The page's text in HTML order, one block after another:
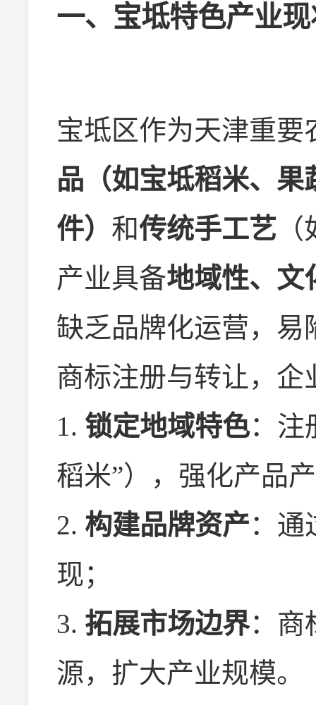
一、宝坻特色产业
宝坻区作为天津重要
品（如宝坻稻米、果
件） 和传统手工艺
产业具备地域性、文
缺乏品牌化运营，易
商标注册与转让，
1. 锁定地域特色：注
稻米”），强化产品
2. 构建品牌资产：通
现；
3. 拓展市场边界：商
源，扩大产业规模。